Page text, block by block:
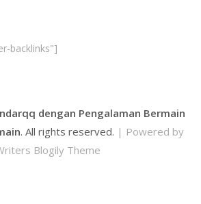
backlinks"]
dengan Pengalaman Bermain
. All rights reserved. | Powered by
Blogily Theme